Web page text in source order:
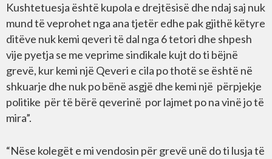
Kushtetuesja është kupola e drejtësisë dhe ndaj saj nuk
mund të veprohet nga ana tjetër edhe pak gjithë këtyre
ditëve nuk kemi qeveri të dal nga 6 tetori dhe shpesh
vije pyetja se me veprime sindikale kujt do ti bëjnë
grevë, kur kemi një Qeveri e cila po thotë se është në
shkuarje dhe nuk po bënë asgjë dhe kemi një përpjekje
politike për të bërë qeverinë por lajmet po na vinë jo të
mira”.
“Nëse kolegët e mi vendosin për grevë unë do ti lusja të